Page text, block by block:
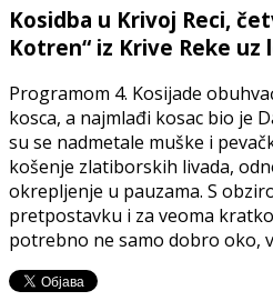
Kosidba u Krivoj Reci,
Kotren“ iz Krive Reke
Programom 4. Kosijade
kosca, a najmlađi kosac bio je
su se nadmetale muške i
košenje zlatiborskih livada,
okrepljenje u pauzama. S
pretpostavku i za veoma
potrebno ne samo dobro oko,